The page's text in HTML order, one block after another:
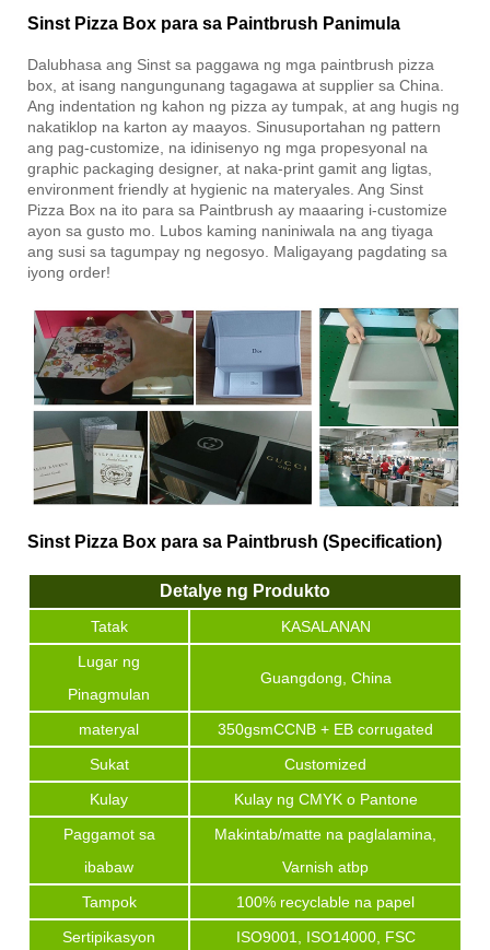
Sinst Pizza Box para sa Paintbrush Panimula
Dalubhasa ang Sinst sa paggawa ng mga paintbrush pizza
box, at isang nangungunang tagagawa at supplier sa China.
Ang indentation ng kahon ng pizza ay tumpak, at ang hugis ng
nakatiklop na karton ay maayos. Sinusuportahan ng pattern
ang pag-customize, na idinisenyo ng mga propesyonal na
graphic packaging designer, at naka-print gamit ang ligtas,
environment friendly at hygienic na materyales. Ang Sinst
Pizza Box na ito para sa Paintbrush ay maaaring i-customize
ayon sa gusto mo. Lubos kaming naniniwala na ang tiyaga
ang susi sa tagumpay ng negosyo. Maligayang pagdating sa
iyong order!
Sinst Pizza Box para sa Paintbrush (Specification)
Detalye ng Produkto
Tatak
KASALANAN
Lugar ng
Pinagmulan
Guangdong, China
materyal
350gsmCCNB + EB corrugated
Sukat
Customized
Kulay
Kulay ng CMYK o Pantone
Paggamot sa
ibabaw
Makintab/matte na paglalamina,
Varnish atbp
Tampok
100% recyclable na papel
Sertipikasyon
ISO9001, ISO14000, FSC